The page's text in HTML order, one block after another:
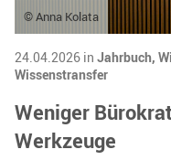
© Anna Kolata
24.04.2026 in Jahrbuch,
Wissenstransfer
Weniger
Werkzeuge